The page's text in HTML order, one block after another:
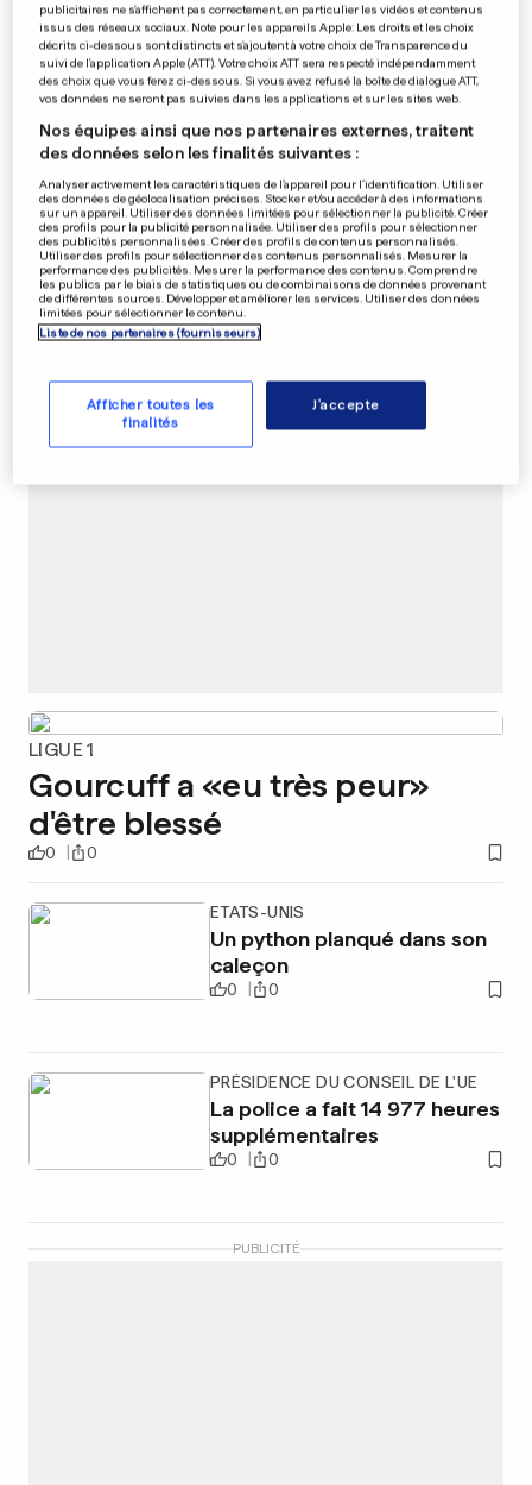
RALLYE-RAID
Un nouvel accident mortel en
marge du Dakar
0
INITIATIVE AU LUXEMBOURG
Un fromage «Biver» vendu
pour la bonne cause
0 0
PUBLICITÉ
LIGUE 1
Gourcuff a «eu très peur»
d'être blessé
0 0
ETATS-UNIS
Un python planqué dans son
caleçon
0 0
PRÉSIDENCE DU CONSEIL DE L'UE
La police a fait 14 977 heures
supplémentaires
0 0
PUBLICITÉ
publicitaires ne s'affichent pas correctement, en particulier les vidéos et contenus
issus des réseaux sociaux. Note pour les appareils Apple: Les droits et les choix
décrits ci-dessous sont distincts et s'ajoutent à votre choix de Transparence du
suivi de l'application Apple (ATT). Votre choix ATT sera respecté indépendamment
des choix que vous ferez ci-dessous. Si vous avez refusé la boîte de dialogue ATT,
vos données ne seront pas suivies dans les applications et sur les sites web.
Nos équipes ainsi que nos partenaires externes, traitent
des données selon les finalités suivantes :
Analyser activement les caractéristiques de l’appareil pour l’identification. Utiliser
des données de géolocalisation précises. Stocker et/ou accéder à des informations
sur un appareil. Utiliser des données limitées pour sélectionner la publicité. Créer
des profils pour la publicité personnalisée. Utiliser des profils pour sélectionner
des publicités personnalisées. Créer des profils de contenus personnalisés.
Utiliser des profils pour sélectionner des contenus personnalisés. Mesurer la
performance des publicités. Mesurer la performance des contenus. Comprendre
les publics par le biais de statistiques ou de combinaisons de données provenant
de différentes sources. Développer et améliorer les services. Utiliser des données
limitées pour sélectionner le contenu.
Liste de nos partenaires (fournisseurs)
Afficher toutes les
finalités
J'accepte